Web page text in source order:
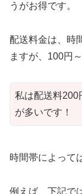
うがお得です。
配送料金は、時
ますが、100円
私は配送料200
が多いです！
時間帯によって
例えば、下記で